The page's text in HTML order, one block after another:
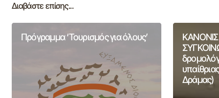
Διαβάστε επίσης...
Πρόγραμμα ‘Τουρισμός για όλους’
Δράμας)